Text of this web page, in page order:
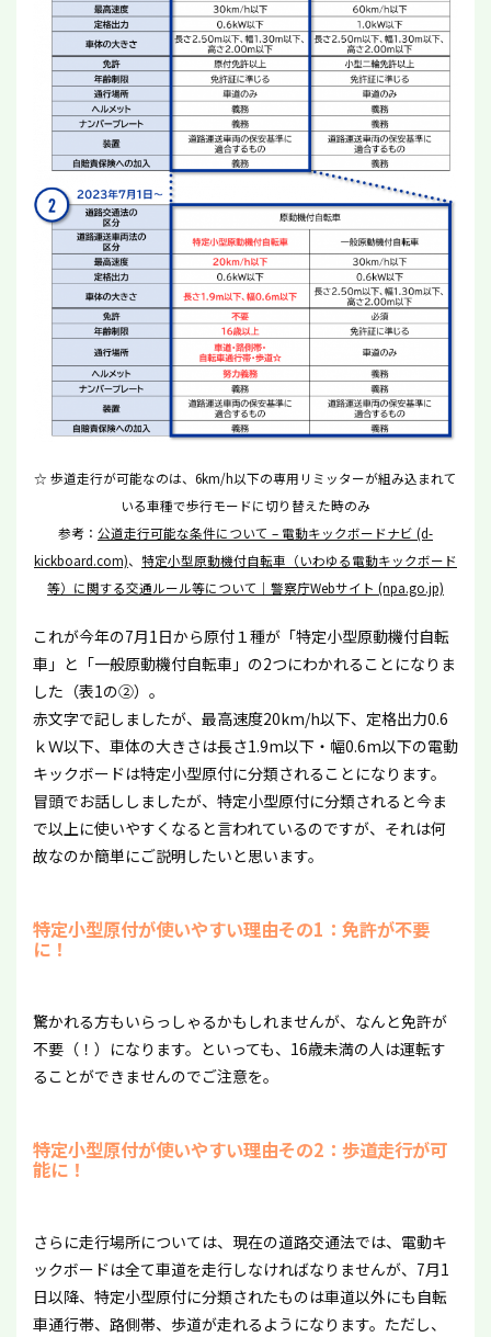
☆ 歩道走行が可能なのは、6km/h以下の専用リミッターが組み込まれて
いる車種で歩行モードに切り替えた時のみ
参考： 公道走行可能な条件について – 電動キックボードナビ (d-
kickboard.com)、 特定小型原動機付自転車（いわゆる電動キックボード
等）に関する交通ルール等について｜警察庁Webサイト (npa.go.jp)
これが今年の7月1日から原付１種が「特定小型原動機付自転
車」と「一般原動機付自転車」の2つにわかれることになりま
した（表1の②）。
赤文字で記しましたが、最高速度20km/h以下、定格出力0.6
ｋＷ以下、車体の大きさは長さ1.9m以下・幅0.6m以下の電動
キックボードは特定小型原付に分類されることになります。
冒頭でお話ししましたが、特定小型原付に分類されると今ま
で以上に使いやすくなると言われているのですが、それは何
故なのか簡単にご説明したいと思います。
特定小型原付が使いやすい理由その1：免許が不要
に！
驚かれる方もいらっしゃるかもしれませんが、なんと免許が
不要（！）になります。といっても、16歳未満の人は運転す
ることができませんのでご注意を。
特定小型原付が使いやすい理由その2：歩道走行が可
能に！
さらに走行場所については、現在の道路交通法では、電動キ
ックボードは全て車道を走行しなければなりませんが、7月1
日以降、特定小型原付に分類されたものは車道以外にも自転
車通行帯、路側帯、歩道が走れるようになります。ただし、